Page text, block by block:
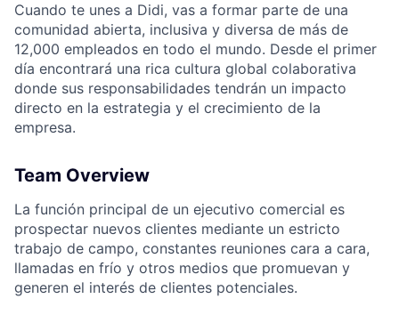
ACME Homepage
Cuando te unes a Didi, vas a formar parte de una
comunidad abierta, inclusiva y diversa de más de
12,000 empleados en todo el mundo. Desde el primer
día encontrará una rica cultura global colaborativa
donde sus responsabilidades tendrán un impacto
directo en la estrategia y el crecimiento de la
empresa.
Team Overview
La función principal de un ejecutivo comercial es
prospectar nuevos clientes mediante un estricto
trabajo de campo, constantes reuniones cara a cara,
llamadas en frío y otros medios que promuevan y
generen el interés de clientes potenciales.